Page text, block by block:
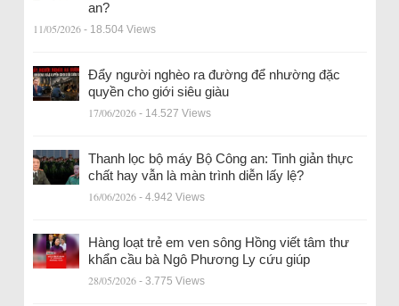
an?
11/05/2026 - 18.504 Views
Đẩy người nghèo ra đường để nhường đặc
quyền cho giới siêu giàu
17/06/2026 - 14.527 Views
Thanh lọc bộ máy Bộ Công an: Tinh giản thực
chất hay vẫn là màn trình diễn lấy lệ?
16/06/2026 - 4.942 Views
Hàng loạt trẻ em ven sông Hồng viết tâm thư
khẩn cầu bà Ngô Phương Ly cứu giúp
28/05/2026 - 3.775 Views